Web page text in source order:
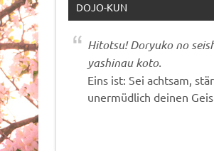
DOJO-KUN
Hitotsu! Doryuko no
yashinau koto.
Eins ist: Sei achtsam,
unermüdlich deinen